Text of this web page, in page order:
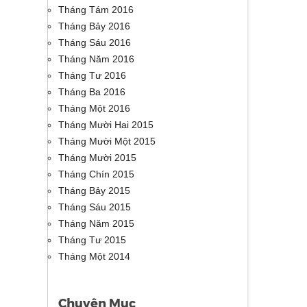
Tháng Tám 2016
Tháng Bảy 2016
Tháng Sáu 2016
Tháng Năm 2016
Tháng Tư 2016
Tháng Ba 2016
Tháng Một 2016
Tháng Mười Hai 2015
Tháng Mười Một 2015
Tháng Mười 2015
Tháng Chín 2015
Tháng Bảy 2015
Tháng Sáu 2015
Tháng Năm 2015
Tháng Tư 2015
Tháng Một 2014
Chuyên Mục